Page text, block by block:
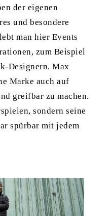
der eigenen
und besondere
man hier Events
zum Beispiel
Designern. Max
Marke auch auf
greifbar zu machen.
sondern seine
spürbar mit jedem